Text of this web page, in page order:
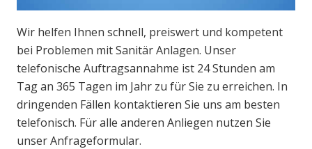
Wir helfen Ihnen schnell, preiswert und kompetent
bei Problemen mit Sanitär Anlagen. Unser
telefonische Auftragsannahme ist 24 Stunden am
Tag an 365 Tagen im Jahr zu für Sie zu erreichen. In
dringenden Fällen kontaktieren Sie uns am besten
telefonisch. Für alle anderen Anliegen nutzen Sie
unser Anfrageformular.